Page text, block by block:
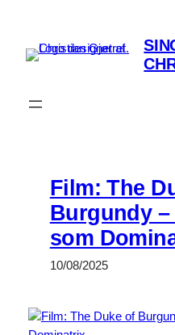
indhold
Film: The
Burgundy
som
10/08/2025